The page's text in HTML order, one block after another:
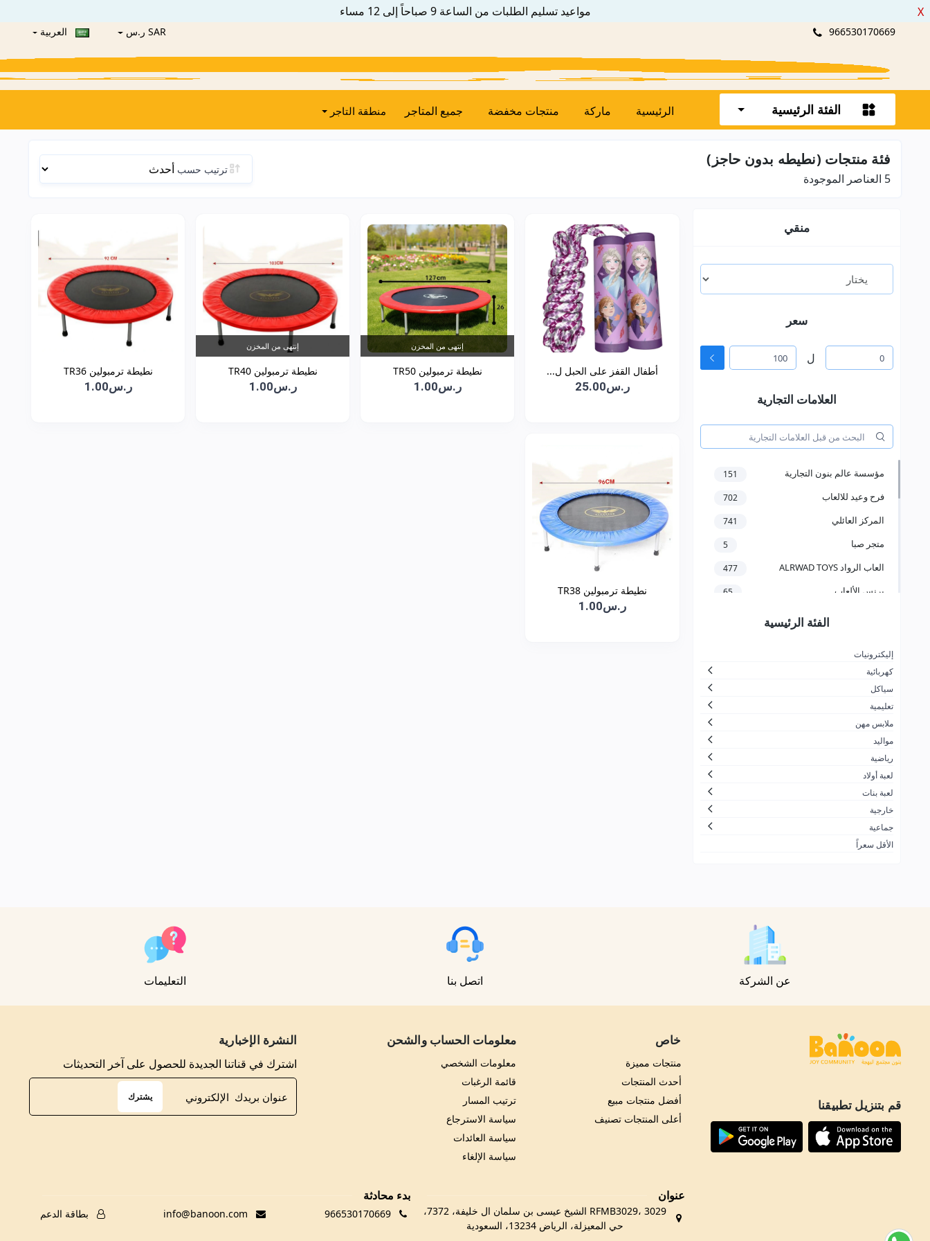
مواعيد تسليم الطلبات من الساعة 9 صباحاً إلى 12 مساء X
966530170669 SAR ر.س العربية
الفئة الرئيسية الرئيسية ماركة منتجات مخفضة جميع المتاجر منطقة التاجر
فئة منتجات (نطيطه بدون حاجز)
5 العناصر الموجودة
ترتيب حسب
منقي
سعر
ل
العلامات التجارية
مؤسسة عالم بنون التجارية 151
فرح وعيد للالعاب 702
المركز العائلي 741
متجر صبا 5
العاب الرواد ALRWAD TOYS 477
برنس الألعاب 65
مؤسسة سعد عبدالعزيز الخرعان
جزيرة المرح
الاسرار الجميلة بلايستيشن والعاب
اطفال
ضحكة لالعاب الأطفال
شركة مرن بلس التجارية
زمن الألعاب
شركة العاب السفير للتجارة
ألعاب القحطاني
شركة لعبتي الحديثة للألعاب
محترف العاب الكمبيوتر للتجارة
الفئة الرئيسية
إليكترونيات
كهربائية
سياكل
تعليمية
ملابس مهن
مواليد
رياضية
لعبة أولاد
لعبة بنات
خارجية
جماعية
الأقل سعراً
أطفال القفز على الحبل ل...
ر.س25.00
إنتهى من المخزن
نطيطة ترمبولين TR50
ر.س1.00
إنتهى من المخزن
نطيطة ترمبولين TR40
ر.س1.00
نطيطة ترمبولين TR36
ر.س1.00
نطيطة ترمبولين TR38
ر.س1.00
عن الشركة اتصل بنا التعليمات
قم بتنزيل تطبيقنا
خاص
منتجات مميزة
أحدث المنتجات
أفضل منتجات مبيع
أعلى المنتجات تصنيف
معلومات الحساب والشحن
معلومات الشخصي
قائمة الرغبات
ترتيب المسار
سياسة الاسترجاع
سياسة العائدات
سياسة الإلغاء
النشرة الإخبارية
اشترك في قناتنا الجديدة للحصول على آخر التحديثات
يشترك
بدء محادثة
966530170669 بطاقة الدعم
عنوان
RFMB3029، 3029 الشيخ عيسى بن سلمان ال خليفة، 7372،
حي المعيزلة، الرياض 13234، السعودية